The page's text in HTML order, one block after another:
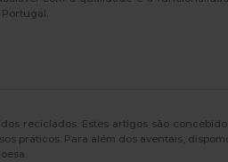
reciclados. Estes artigos são
práticos. Para além dos aventais,